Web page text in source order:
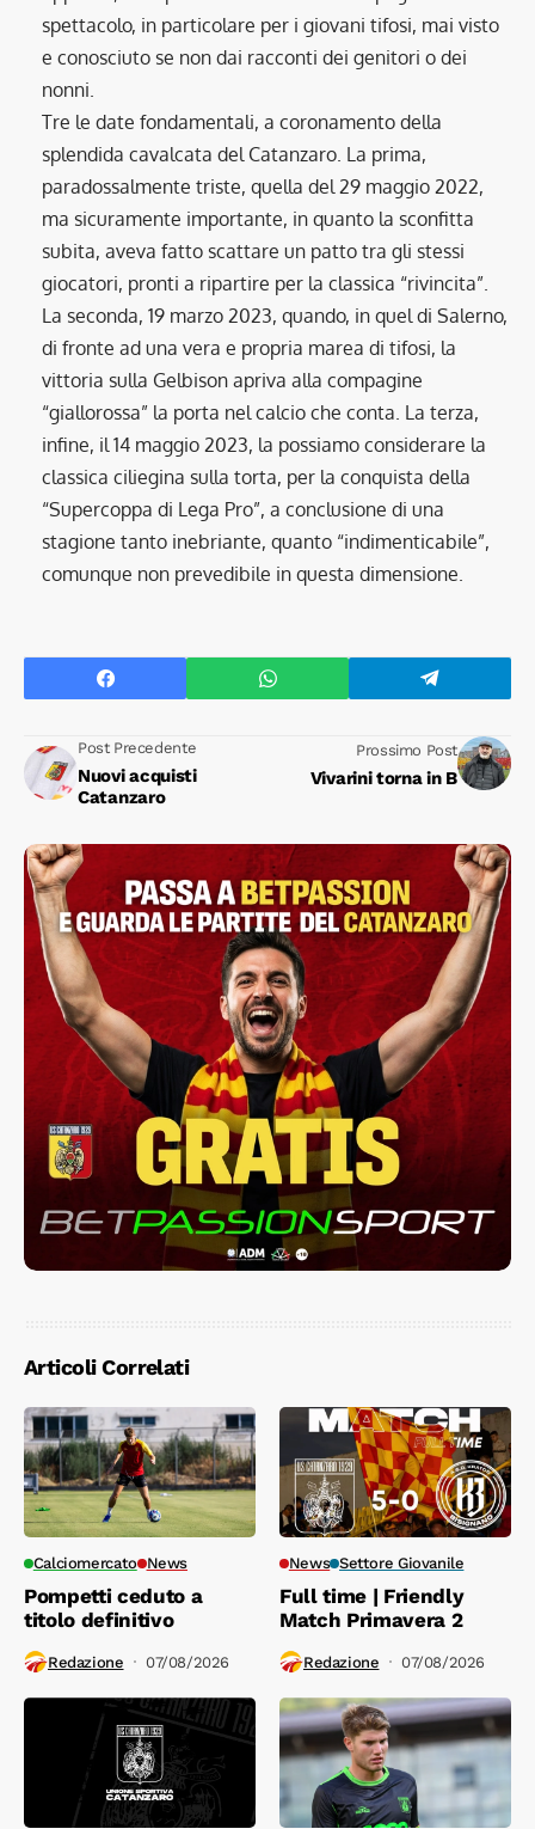
spettacolo, in particolare per i giovani tifosi, mai visto
e conosciuto se non dai racconti dei genitori o dei
nonni.
Tre le date fondamentali, a coronamento della
splendida cavalcata del Catanzaro. La prima,
paradossalmente triste, quella del 29 maggio 2022,
ma sicuramente importante, in quanto la sconfitta
subita, aveva fatto scattare un patto tra gli stessi
giocatori, pronti a ripartire per la classica “rivincita”.
La seconda, 19 marzo 2023, quando, in quel di Salerno,
di fronte ad una vera e propria marea di tifosi, la
vittoria sulla Gelbison apriva alla compagine
“giallorossa” la porta nel calcio che conta. La terza,
infine, il 14 maggio 2023, la possiamo considerare la
classica ciliegina sulla torta, per la conquista della
“Supercoppa di Lega Pro”, a conclusione di una
stagione tanto inebriante, quanto “indimenticabile”,
comunque non prevedibile in questa dimensione.
Post Precedente
Nuovi acquisti
Catanzaro
Prossimo Post
Vivarini torna in B
Articoli Correlati
Calciomercato News
Pompetti ceduto a
titolo definitivo
Redazione 07/08/2026
News Settore Giovanile
Full time | Friendly
Match Primavera 2
Redazione 07/08/2026